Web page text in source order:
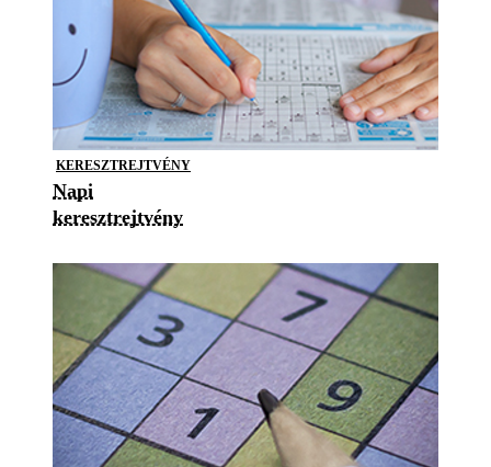
KERESZTREJTVÉNY
Napi
keresztrejtvény